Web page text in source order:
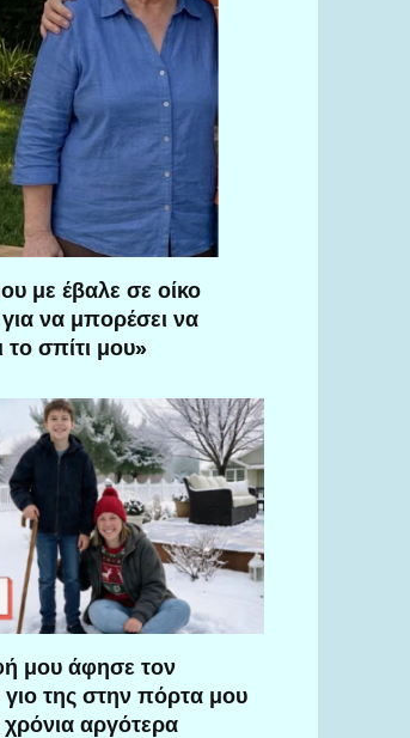
με έβαλε σε οίκο
να μπορέσει να
σπίτι μου»
μου άφησε τον
της στην πόρτα μου
αργότερα